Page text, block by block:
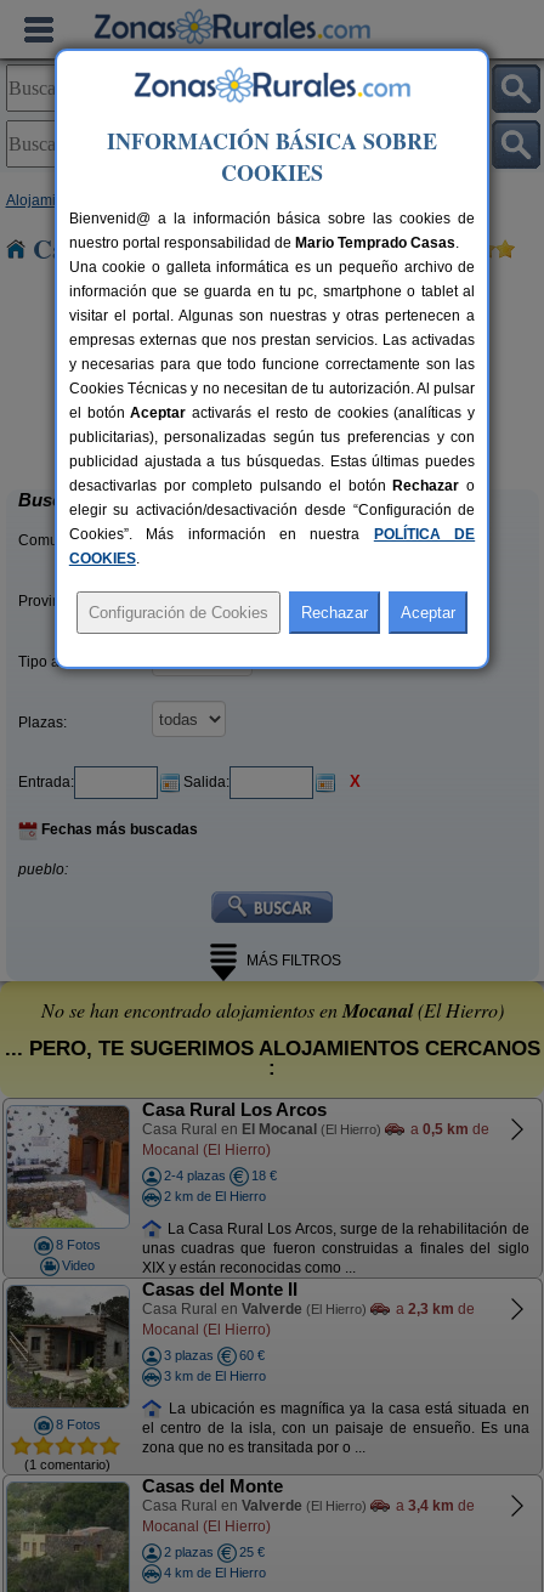
Alojamientos
Casas Rurales cerca de Mocanal
5 pers.
desde24 €
Casa Rural La Jarita
Las Casas (El Hierro)
Buscar
Comunidades:
Provincias/Islas:
Tipo alquiler:
Plazas:
Entrada: Salida: X
Fechas más buscadas
pueblo:
MÁS FILTROS
No se han encontrado alojamientos enMocanal(El Hierro)
... PERO, TE SUGERIMOS ALOJAMIENTOS CERCANOS
:
8 Fotos
Video
Casa Rural Los Arcos
Casa Rural en El Mocanal (El Hierro) a 0,5 km de
Mocanal (El Hierro)
2-4 plazas
18 €
2 km de El Hierro
La Casa Rural Los Arcos, surge de la rehabilitación de
unas cuadras que fueron construidas a finales del siglo
XIX y están reconocidas como ...
8 Fotos
(1 comentario)
Casas del Monte II
Casa Rural en Valverde (El Hierro) a 2,3 km de
Mocanal (El Hierro)
3 plazas
60 €
3 km de El Hierro
La ubicación es magnífica ya la casa está situada en
el centro de la isla, con un paisaje de ensueño. Es una
zona que no es transitada por o ...
Casas del Monte
Casa Rural en Valverde (El Hierro) a 3,4 km de
Mocanal (El Hierro)
2 plazas
25 €
4 km de El Hierro
INFORMACIÓN BÁSICA SOBRE
COOKIES
Bienvenid@ a la información básica sobre las cookies de
nuestro portal responsabilidad de Mario Temprado Casas.
Una cookie o galleta informática es un pequeño archivo de
información que se guarda en tu pc, smartphone o tablet al
visitar el portal. Algunas son nuestras y otras pertenecen a
empresas externas que nos prestan servicios. Las activadas
y necesarias para que todo funcione correctamente son las
Cookies Técnicas y no necesitan de tu autorización. Al pulsar
el botónAceptar activarás el resto de cookies (analíticas y
publicitarias), personalizadas según tus preferencias y con
publicidad ajustada a tus búsquedas. Estas últimas puedes
desactivarlas por completo pulsando el botón Rechazar o
elegir su activación/desactivación desde “Configuración de
Cookies”. Más información en nuestra
POLÍTICA DE
COOKIES.